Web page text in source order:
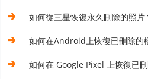
如何從三星恢復永久刪除的照
如何在Android上恢復已刪除的
如何在 Google Pixel 上恢復已